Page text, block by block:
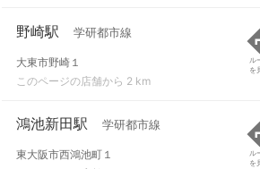
野崎駅 学研都市線
大東市野崎１
このページの店舗から 2 km
ル
を
鴻池新田駅 学研都市線
東大阪市西鴻池町１
ル
を